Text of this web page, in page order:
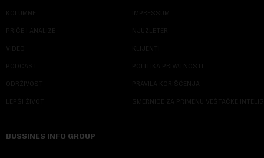
KOLUMNE
PRIČE I ANALIZE
VIDEO
PODCAST
ODRŽIVOST
LEPŠI ŽIVOT
IMPRESSUM
NJUZLETER
KLIJENTI
POLITIKA PRIVATNOSTI
PRAVILA KORIŠĆENJA
SMERNICE ZA PRIMENU VEŠTAČKE
BUSSINES INFO GROUP